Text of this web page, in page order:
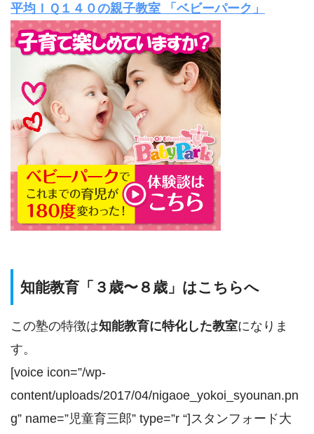
平均ＩＱ１４０の親子教室 「ベビーパーク」
知能教育「３歳〜８歳」はこちらへ
この塾の特徴は知能教育に特化した教室になりま
す。
[voice icon=”/wp-
content/uploads/2017/04/nigaoe_yokoi_syounan.pn
g” name=”児童育三郎” type=”r “]スタンフォード大